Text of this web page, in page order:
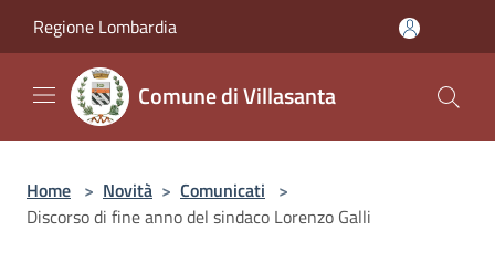
Regione Lombardia
Comune di Villasanta
Home > Novità > Comunicati >
Discorso di fine anno del sindaco Lorenzo Galli